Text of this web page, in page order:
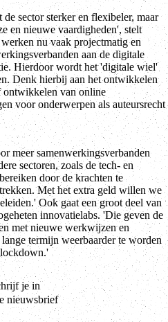
sector sterker en flexibeler, maar
en nieuwe vaardigheden', stelt
nu vaak projectmatig en
aan de digitale
Hierdoor wordt het 'digitale wiel'
Denk hierbij aan het ontwikkelen
ontwikkelen van online
voor onderwerpen als auteursrecht
meer samenwerkingsverbanden
sectoren, zoals de tech- en
door de krachten te
Met het extra geld willen we
Ook gaat een groot deel van
innovatielabs. 'Die geven de
met nieuwe werkwijzen en
termijn weerbaarder te worden
je in
nieuwsbrief